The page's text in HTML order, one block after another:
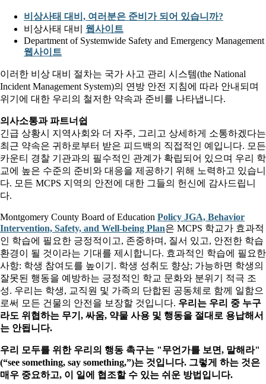
비상사태 대비, 여러분은 준비가 되어 있습니까?
비상사태 대비 웹사이트
Department of Systemwide Safety and Emergency Management
웹사이트
이러한 비상 대비 절차는 국가 사고 관리 시스템(the National
Incident Management System)의 연방 안전 지침에 따라 안내되며
위기에 대한 우리의 철저한 약속과 준비를 나타냅니다.
의사소통과 파트너쉽
긴급 상황시 지역사회와 더 자주, 그리고 상세하게 소통하겠다는
최근 약속은 귀하로부터 받은 피드백의 직접적인 예입니다. 모든
카운티 경찰 기관과의 필수적인 관계가 확립되어 있으며 우리 학
교에 높은 수준의 준비와 대응을 제공하기 위해 노력하고 있습니
다. 모든 MCPS 지역의 안전에 대한 그들의 헌신에 감사드립니
다.
Montgomery County Board of Education Policy JGA, Behavior
Intervention, Safety, and Well-being Plan은 MCPS 학교가 효과적
인 학습에 필요한 긍정적이고, 존중하며, 질서 있고, 안전한 학습
환경이 될 것이라는 기대를 제시합니다. 효과적인 학습에 필요한
사항: 학생 참여도를 높이기. 학생 성취도 향상; 가능하면 학생의
잘못된 행동을 예방하는 긍정적인 학교 문화와 분위기 적극 조
성. 우리는 학생, 교직원 및 가족의 단합된 공동체로 함께 일함으
로써 모든 건물의 안전을 보장할 것입니다. 우리는 우리 중 누구
라도 위협하는 무기, 싸움, 약물 사용 및 행동을 절대로 용납해서
는 안됩니다.
우리 모두를 위한 우리의 행동 촉구는 "무언가를 보면, 말해라"
(“see something, say something,”)는 것입니다. 그렇게 하는 것은
매우 중요하고, 이 일에 협조할 수 있는 쉬운 방법입니다.